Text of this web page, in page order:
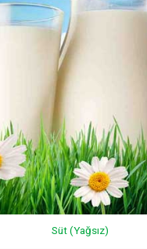
Süt (Yağsız)